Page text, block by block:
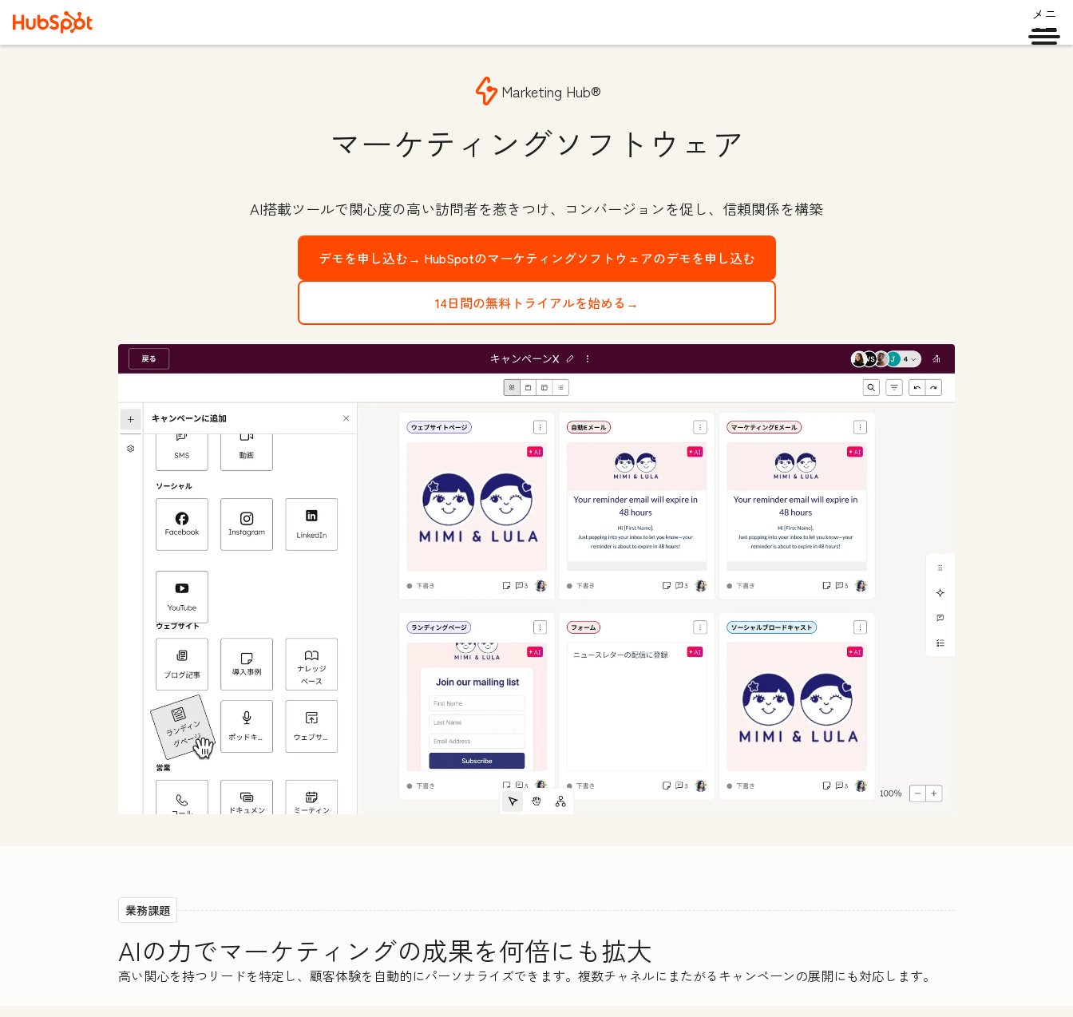
メニ
ュー
Marketing Hub®
マーケティングソフトウェア
AI搭載ツールで関心度の高い訪問者を惹きつけ、コンバージョンを促し、信頼関係を構築
デモを申し込む→ HubSpotのマーケティングソフトウェアのデモを申し込む
14日間の無料トライアルを始める→
業務課題
AIの力でマーケティングの成果を何倍にも拡大
高い関心を持つリードを特定し、顧客体験を自動的にパーソナライズできます。複数チャネルにまたがるキャンペーンの展開にも対応します。